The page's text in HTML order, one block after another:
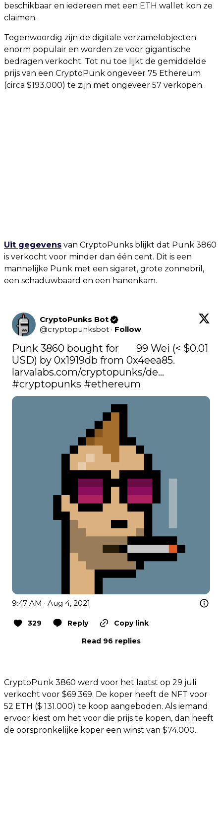
beschikbaar en iedereen met een ETH wallet kon ze
claimen.
Tegenwoordig zijn de digitale verzamelobjecten
enorm populair en worden ze voor gigantische
bedragen verkocht. Tot nu toe lijkt de gemiddelde
prijs van een CryptoPunk ongeveer 75 Ethereum
(circa $193.000) te zijn met ongeveer 57 verkopen.
Uit gegevens van CryptoPunks blijkt dat Punk 3860
is verkocht voor minder dan één cent. Dit is een
mannelijke Punk met een sigaret, grote zonnebril,
een schaduwbaard en een hanenkam.
CryptoPunks Bot
@cryptopunksbot · Follow
Punk 3860 bought for       99 Wei (< $0.01
larvalabs.com/cryptopunks/de…
#cryptopunks #ethereum
9:47 AM · Aug 4, 2021
329 Reply
Copy link
Read 96 replies
CryptoPunk 3860 werd voor het laatst op 29 juli
verkocht voor $69.369. De koper heeft de NFT voor
52 ETH ($ 131.000) te koop aangeboden. Als iemand
ervoor kiest om het voor die prijs te kopen, dan heeft
de oorspronkelijke koper een winst van $74.000.